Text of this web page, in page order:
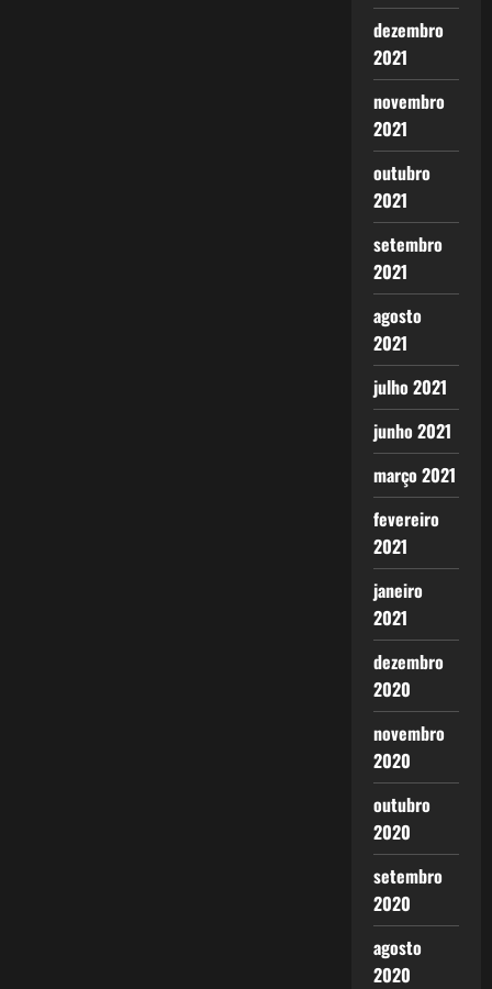
dezembro
2021
novembro
2021
outubro
2021
setembro
2021
agosto
2021
julho 2021
junho 2021
março 2021
fevereiro
2021
janeiro
2021
dezembro
2020
novembro
2020
outubro
2020
setembro
2020
agosto
2020